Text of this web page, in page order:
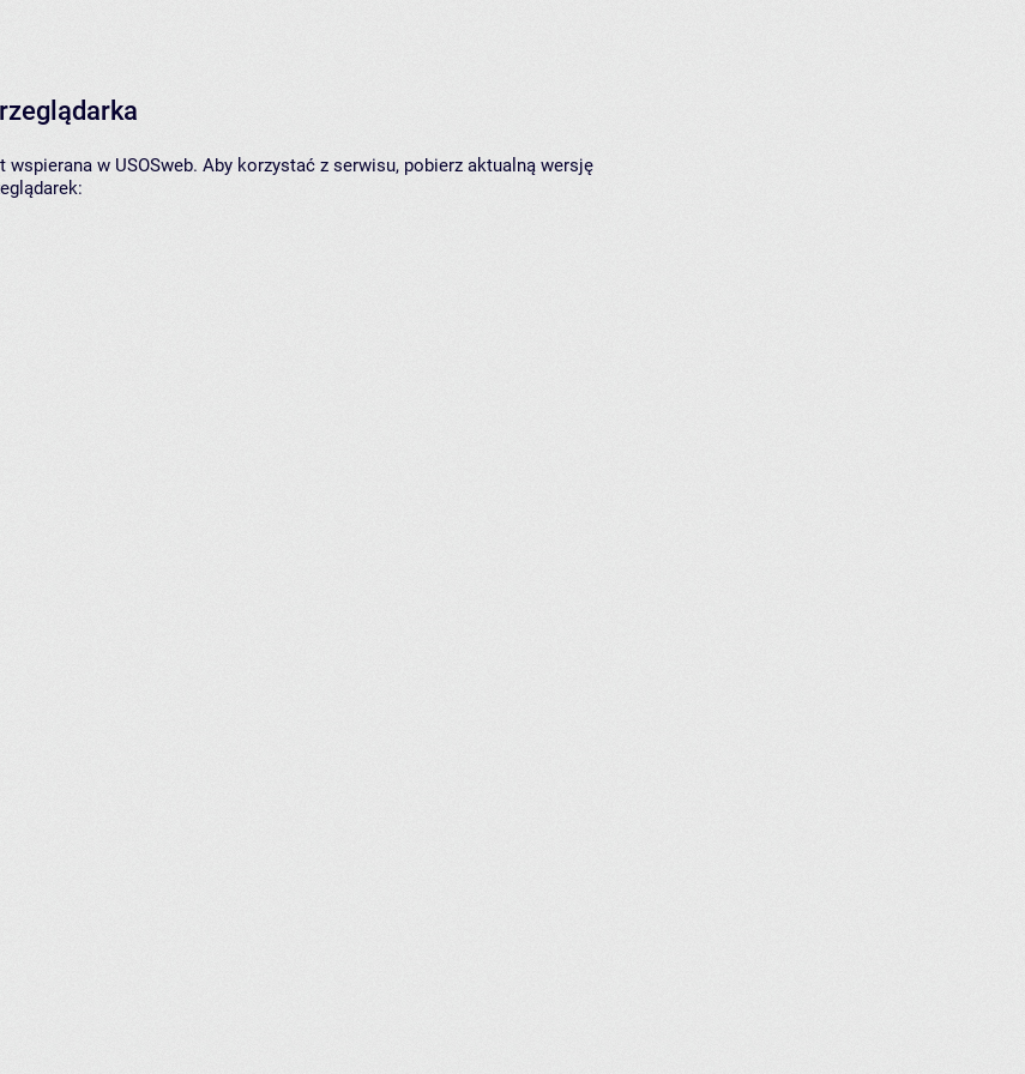
wspierana w USOSweb. Aby korzystać z serwisu, pobierz aktualną wersję